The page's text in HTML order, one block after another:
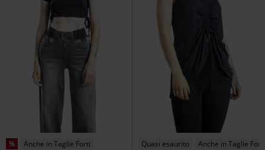
% Anche in Taglie Forti Quasi esaurito Anche in Taglie Forti